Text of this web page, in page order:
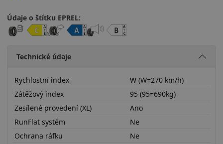
Údaje o štítku EPREL:
Technické údaje
Rychlostní index
W (W=270 km/h)
Zátěžový index
95 (95=690kg)
Zesílené provedení (XL)
Ano
RunFlat systém
Ne
Ochrana ráfku
Ne